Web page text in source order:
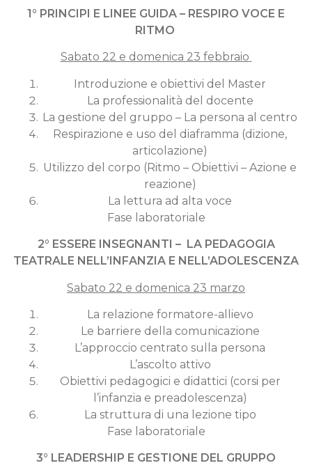
1° PRINCIPI E LINEE GUIDA – RESPIRO VOCE E
RITMO
Sabato 22 e domenica 23 febbraio
Introduzione e obiettivi del Master
La professionalità del docente
La gestione del gruppo – La persona al centro
Respirazione e uso del diaframma (dizione,
articolazione)
Utilizzo del corpo (Ritmo – Obiettivi – Azione e
reazione)
La lettura ad alta voce
Fase laboratoriale
2° ESSERE INSEGNANTI – LA PEDAGOGIA
TEATRALE NELL’INFANZIA E NELL’ADOLESCENZA
Sabato 22 e domenica 23 marzo
La relazione formatore-allievo
Le barriere della comunicazione
L’approccio centrato sulla persona
L’ascolto attivo
Obiettivi pedagogici e didattici (corsi per
l’infanzia e preadolescenza)
La struttura di una lezione tipo
Fase laboratoriale
3° LEADERSHIP E GESTIONE DEL GRUPPO